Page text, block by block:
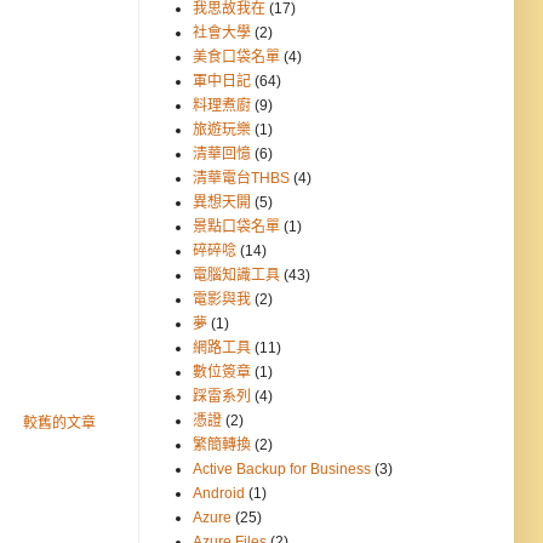
較舊的文章
我思故我在 (17)
社會大學 (2)
美食口袋名單 (4)
軍中日記 (64)
料理煮廚 (9)
旅遊玩樂 (1)
清華回憶 (6)
清華電台THBS (4)
異想天開 (5)
景點口袋名單 (1)
碎碎唸 (14)
電腦知識工具 (43)
電影與我 (2)
夢 (1)
網路工具 (11)
數位簽章 (1)
踩雷系列 (4)
憑證 (2)
繁簡轉換 (2)
Active Backup for Business (3)
Android (1)
Azure (25)